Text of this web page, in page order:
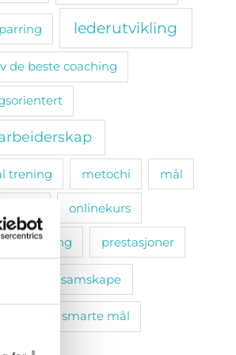
lederutvikling
de beste coaching
trening metochi mål
onlinekurs
utvikling prestasjoner
samskape
smarte mål
bånd